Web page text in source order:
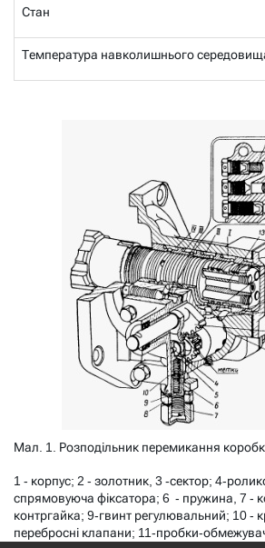
Стан
Температура навколишнього
Мал. 1. Розподільник перемикання
1 - корпус; 2 - золотник, 3 -сектор; 4-
спрямовуюча фіксатора; 6 - пружина, 7 -
контргайка; 9-гвинт регулювальний; 10 -
перебросні клапани; 11-пробки-